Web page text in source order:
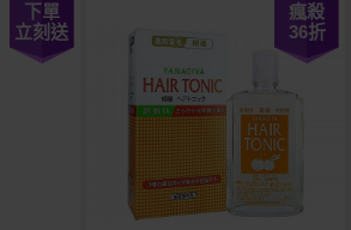
下單
立刻送
瘋殺
36折